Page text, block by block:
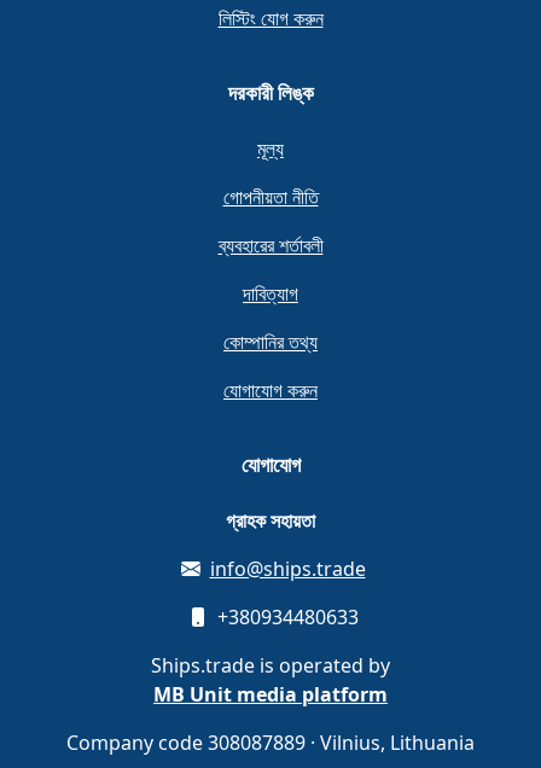
লিস্টিং যোগ করুন
দরকারী লিঙ্ক
মূল্য
গোপনীয়তা নীতি
ব্যবহারের শর্তাবলী
দাবিত্যাগ
কোম্পানির তথ্য
যোগাযোগ করুন
যোগাযোগ
গ্রাহক সহায়তা
info@ships.trade
+380934480633
Ships.trade is operated by
MB Unit media platform
Company code 308087889 · Vilnius, Lithuania